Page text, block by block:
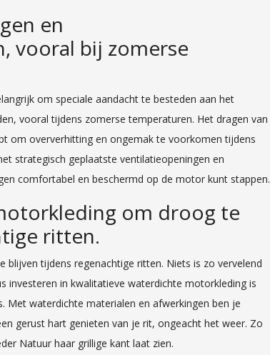
en
vooral bij zomerse
om speciale aandacht te besteden aan het
vooral tijdens zomerse temperaturen. Het dragen van
om oververhitting en ongemak te voorkomen tijdens
strategisch geplaatste ventilatieopeningen en
comfortabel en beschermd op de motor kunt stappen.
om droog te
ritten.
tijdens regenachtige ritten. Niets is zo vervelend
investeren in kwalitatieve waterdichte motorkleding is
waterdichte materialen en afwerkingen ben je
gerust hart genieten van je rit, ongeacht het weer. Zo
Natuur haar grillige kant laat zien.